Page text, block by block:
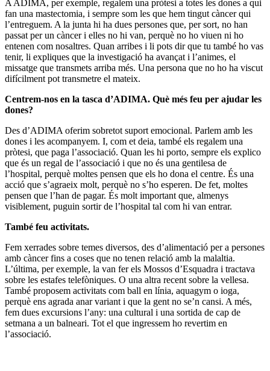
A ADIMA, per exemple, regalem una pròtesi a totes les dones a qui
fan una mastectomia, i sempre som les que hem tingut càncer qui
l’entreguem. A la junta hi ha dues persones que, per sort, no han
passat per un càncer i elles no hi van, perquè no ho viuen ni ho
entenen com nosaltres. Quan arribes i li pots dir que tu també ho vas
tenir, li expliques que la investigació ha avançat i l’animes, el
missatge que transmets arriba més. Una persona que no ho ha viscut
difícilment pot transmetre el mateix.
Centrem-nos en la tasca d’ADIMA. Què més feu per ajudar les
dones?
Des d’ADIMA oferim sobretot suport emocional. Parlem amb les
dones i les acompanyem. I, com et deia, també els regalem una
pròtesi, que paga l’associació. Quan les hi porto, sempre els explico
que és un regal de l’associació i que no és una gentilesa de
l’hospital, perquè moltes pensen que els ho dona el centre. És una
acció que s’agraeix molt, perquè no s’ho esperen. De fet, moltes
pensen que l’han de pagar. És molt important que, almenys
visiblement, puguin sortir de l’hospital tal com hi van entrar.
També feu activitats.
Fem xerrades sobre temes diversos, des d’alimentació per a persones
amb càncer fins a coses que no tenen relació amb la malaltia.
L’última, per exemple, la van fer els Mossos d’Esquadra i tractava
sobre les estafes telefòniques. O una altra recent sobre la vellesa.
També proposem activitats com ball en línia, aquagym o ioga,
perquè ens agrada anar variant i que la gent no se’n cansi. A més,
fem dues excursions l’any: una cultural i una sortida de cap de
setmana a un balneari. Tot el que ingressem ho revertim en
l’associació.